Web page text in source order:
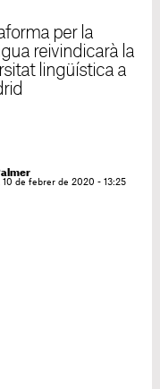
per la
reivindicarà la
lingüística a
10 de febrer de 2020 - 13:25